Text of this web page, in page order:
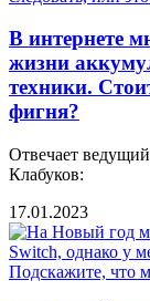
В интернете
жизни
техники.
фигня?
Отвечает
Клабуков:
17.01.2023